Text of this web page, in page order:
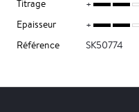
Titrage
Epaisseur
Référence
SK50774